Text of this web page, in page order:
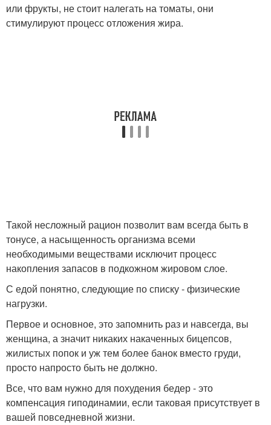
или фрукты, не стоит налегать на томаты, они
стимулируют процесс отложения жира.
Такой несложный рацион позволит вам всегда быть в
тонусе, а насыщенность организма всеми
необходимыми веществами исключит процесс
накопления запасов в подкожном жировом слое.
С едой понятно, следующие по списку - физические
нагрузки.
Первое и основное, это запомнить раз и навсегда, вы
женщина, а значит никаких накаченных бицепсов,
жилистых попок и уж тем более банок вместо груди,
просто напросто быть не должно.
Все, что вам нужно для похудения бедер - это
компенсация гиподинамии, если таковая присутствует в
вашей повседневной жизни.